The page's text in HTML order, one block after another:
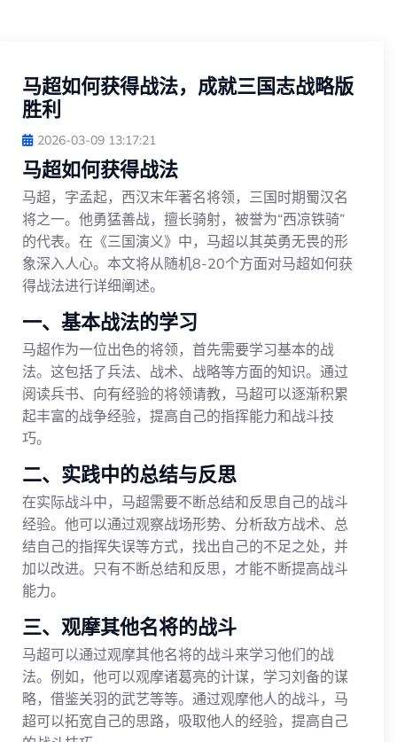
马超如何获得战法，成就三国志战略版
胜利
2026-03-09 13:17:21
马超如何获得战法
马超，字孟起，西汉末年著名将领，三国时期蜀汉名
将之一。他勇猛善战，擅长骑射，被誉为“西凉铁骑”
的代表。在《三国演义》中，马超以其英勇无畏的形
象深入人心。本文将从随机8-20个方面对马超如何获
得战法进行详细阐述。
一、基本战法的学习
马超作为一位出色的将领，首先需要学习基本的战
法。这包括了兵法、战术、战略等方面的知识。通过
阅读兵书、向有经验的将领请教，马超可以逐渐积累
起丰富的战争经验，提高自己的指挥能力和战斗技
巧。
二、实践中的总结与反思
在实际战斗中，马超需要不断总结和反思自己的战斗
经验。他可以通过观察战场形势、分析敌方战术、总
结自己的指挥失误等方式，找出自己的不足之处，并
加以改进。只有不断总结和反思，才能不断提高战斗
能力。
三、观摩其他名将的战斗
马超可以通过观摩其他名将的战斗来学习他们的战
法。例如，他可以观摩诸葛亮的计谋，学习刘备的谋
略，借鉴关羽的武艺等等。通过观摩他人的战斗，马
超可以拓宽自己的思路，吸取他人的经验，提高自己